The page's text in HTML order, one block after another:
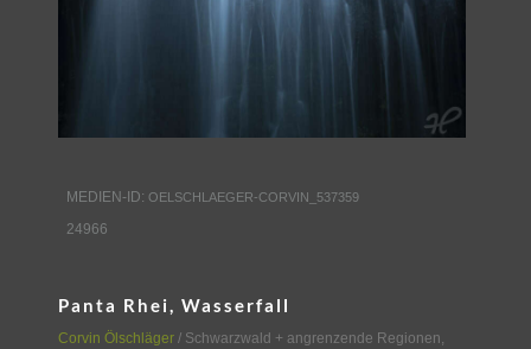
MEDIEN-ID: OELSCHLAEGER-CORVIN_537359
24966
Panta Rhei, Wasserfall
Corvin Ölschläger / Schwarzwald + angrenzende Regionen